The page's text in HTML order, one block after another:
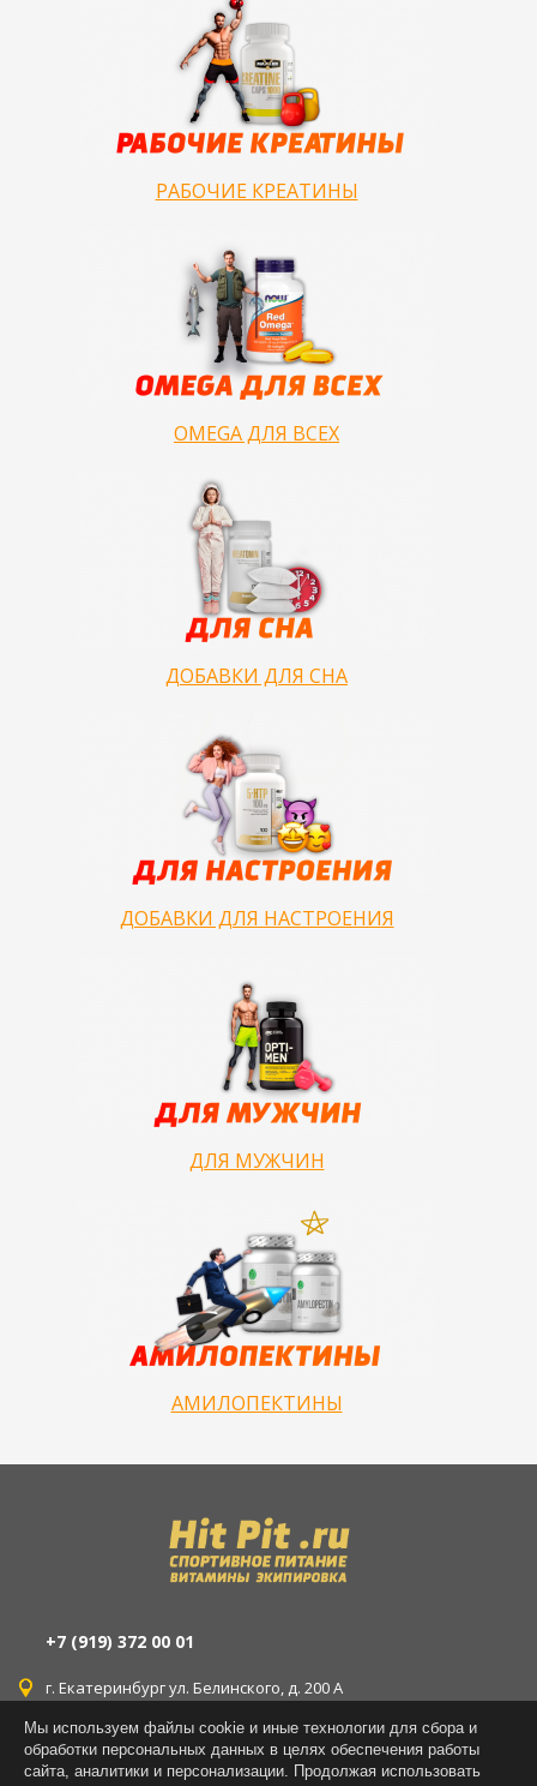
РАБОЧИЕ КРЕАТИНЫ
OMEGA ДЛЯ ВСЕХ
ДОБАВКИ ДЛЯ СНА
ДОБАВКИ ДЛЯ НАСТРОЕНИЯ
ДЛЯ МУЖЧИН
АМИЛОПЕКТИНЫ
+7 (919) 372 00 01
г. Екатеринбург ул. Белинского, д. 200 А
г. Екатеринбург ул. Уральская, д. 77
Мы используем файлы cookie и иные технологии для сбора и
обработки персональных данных в целях обеспечения работы
сайта, аналитики и персонализации. Продолжая использовать